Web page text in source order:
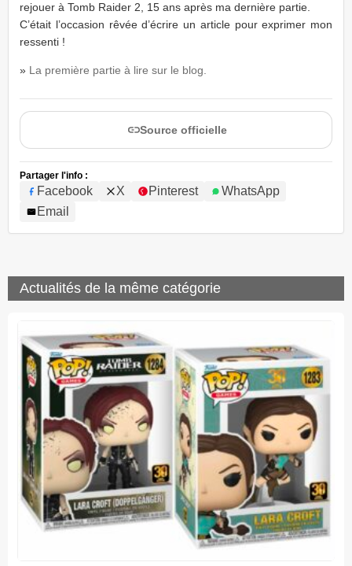
rejouer à Tomb Raider 2, 15 ans après ma dernière partie.
C’était l’occasion rêvée d’écrire un article pour exprimer mon
ressenti !
» La première partie à lire sur le blog.
Source officielle
Partager l'info :
Facebook X Pinterest
WhatsApp
Email
Actualités de la même catégorie